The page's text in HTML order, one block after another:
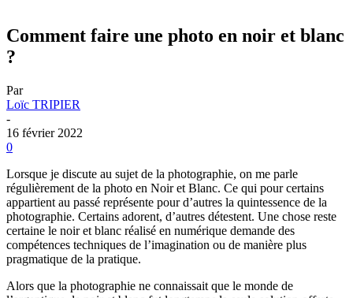
Comment faire une photo en noir et blanc
?
Par
Loïc TRIPIER
-
16 février 2022
0
Lorsque je discute au sujet de la photographie, on me parle
régulièrement de la photo en Noir et Blanc. Ce qui pour certains
appartient au passé représente pour d’autres la quintessence de la
photographie. Certains adorent, d’autres détestent. Une chose reste
certaine le noir et blanc réalisé en numérique demande des
compétences techniques de l’imagination ou de manière plus
pragmatique de la pratique.
Alors que la photographie ne connaissait que le monde de